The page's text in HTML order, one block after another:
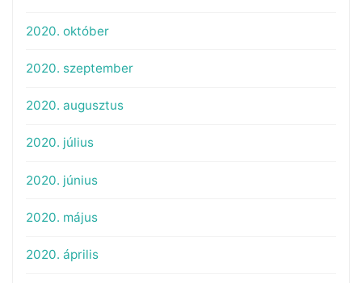
2020. október
2020. szeptember
2020. augusztus
2020. július
2020. június
2020. május
2020. április